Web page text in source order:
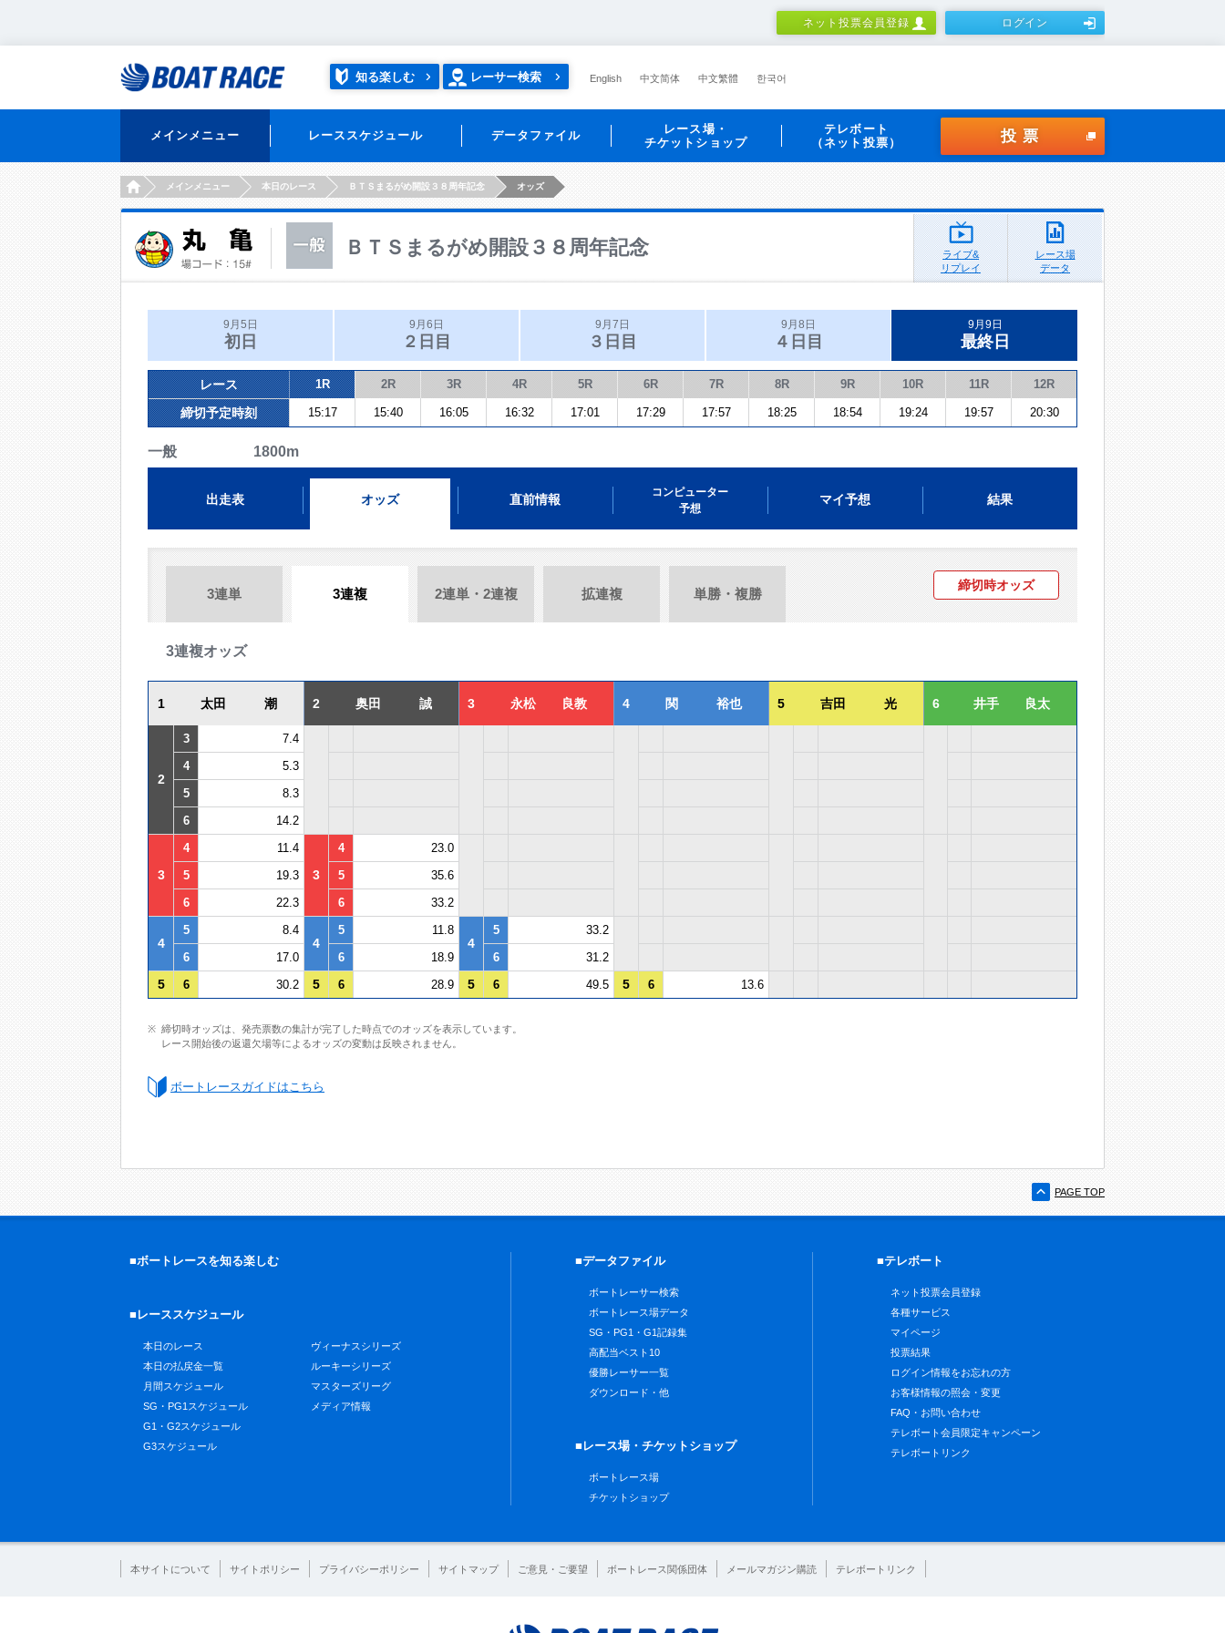
ネット投票会員登録 ログイン
知る楽しむ レーサー検索 English 中文简体 中文繁體 한국어
メインメニュー レーススケジュール データファイル
レース場・
チケットショップ
テレボート
（ネット投票）
投票
HOMEメインメニュー 本日のレース ＢＴＳまるがめ開設３８周年記念 オッズ
ＢＴＳまるがめ開設３８周年記念
ライブ&
リプレイ
レース場
データ
9月5日
初日
9月6日
２日目
9月7日
３日目
9月8日
４日目
9月9日
最終日
レース 1R 2R 3R 4R 5R 6R 7R 8R 9R 10R 11R 12R
締切予定時刻 15:17 15:40 16:05 16:32 17:01 17:29 17:57 18:25 18:54 19:24 19:57 20:30
一般 1800m
出走表 オッズ 直前情報
コンピューター
予想
マイ予想 結果
3連単 3連複 2連単・2連複 拡連複 単勝・複勝
締切時オッズ
3連複オッズ
1 太田 潮 2 奥田 誠 3 永松 良教 4 関 裕也 5 吉田 光 6 井手 良太
2
3
7.4
4
5.3
5
8.3
6
14.2
3
4 11.4
3
4
23.0
5
19.3 5
35.6
6
22.3 6 33.2
4
5 8.4
4
5 11.8
4
5
33.2
6
17.0 6 18.9 6 31.2
5 6 30.2 5 6 28.9 5 6 49.5 5 6 13.6
締切時オッズは、発売票数の集計が完了した時点でのオッズを表示しています。
レース開始後の返還欠場等によるオッズの変動は反映されません。
ボートレースガイドはこちら
PAGE TOP
■ボートレースを知る楽しむ
■レーススケジュール
本日のレース
本日の払戻金一覧
月間スケジュール
SG・PG1スケジュール
G1・G2スケジュール
G3スケジュール
ヴィーナスシリーズ
ルーキーシリーズ
マスターズリーグ
メディア情報
■データファイル
ボートレーサー検索
ボートレース場データ
SG・PG1・G1記録集
高配当ベスト10
優勝レーサー一覧
ダウンロード・他
■レース場・チケットショップ
ボートレース場
チケットショップ
■テレボート
ネット投票会員登録
各種サービス
マイページ
投票結果
ログイン情報をお忘れの方
お客様情報の照会・変更
FAQ・お問い合わせ
テレボート会員限定キャンペーン
テレボートリンク
本サイトについて サイトポリシー プライバシーポリシー サイトマップ ご意見・ご要望 ボートレース関係団体 メールマガジン購読 テレボートリンク